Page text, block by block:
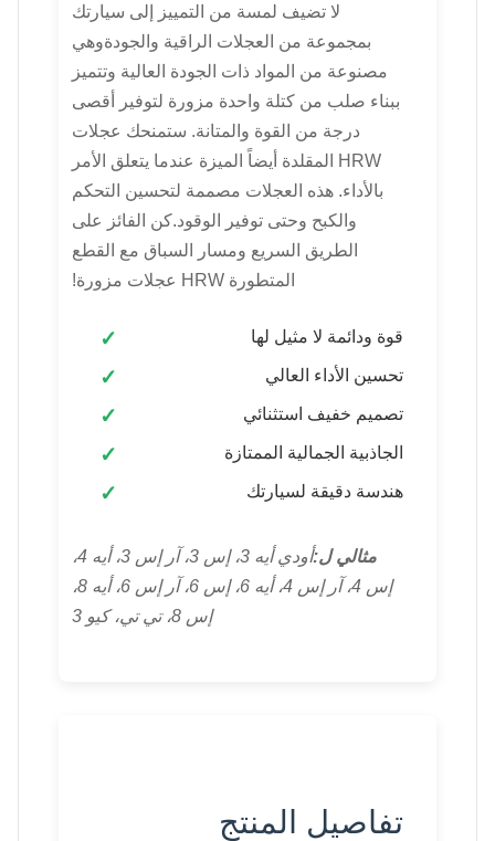
لا تضيف لمسة من التمييز إلى سيارتك
بمجموعة من العجلات الراقية والجودةوهي
مصنوعة من المواد ذات الجودة العالية وتتميز
ببناء صلب من كتلة واحدة مزورة لتوفير أقصى
درجة من القوة والمتانة. ستمنحك عجلات
HRW المقلدة أيضاً الميزة عندما يتعلق الأمر
بالأداء. هذه العجلات مصممة لتحسين التحكم
والكبح وحتى توفير الوقود.كن الفائز على
الطريق السريع ومسار السباق مع القطع
المتطورة HRW عجلات مزورة!
قوة ودائمة لا مثيل لها
تحسين الأداء العالي
تصميم خفيف استثنائي
الجاذبية الجمالية الممتازة
هندسة دقيقة لسيارتك
مثالي ل:
أودي أيه 3، إس 3، آر إس 3، أيه 4،
إس 4، آر إس 4، أيه 6، إس 6، آر إس 6، أيه 8،
إس 8، تي تي، كيو 3
تفاصيل المنتج